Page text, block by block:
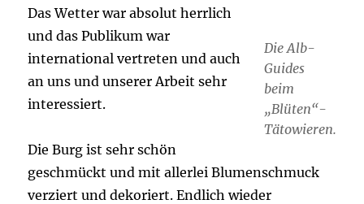
Die Alb-
Guides
beim
„Blüten“-
Tätowieren.
Das Wetter war absolut herrlich
und das Publikum war
international vertreten und auch
an uns und unserer Arbeit sehr
interessiert.
Die Burg ist sehr schön
geschmückt und mit allerlei Blumenschmuck
verziert und dekoriert. Endlich wieder